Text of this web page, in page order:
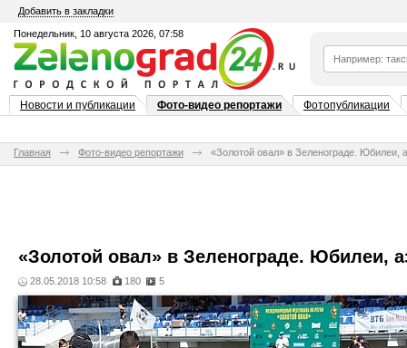
Добавить в закладки
Понедельник, 10 августа 2026, 07:58
Новости и публикации Фото-видео репортажи Фотопубликации
Главная Фото-видео репортажи «Золотой овал» в Зеленограде. Юбилеи,
«Золотой овал» в Зеленограде. Юбилеи,
28.05.2018 10:58 180 5